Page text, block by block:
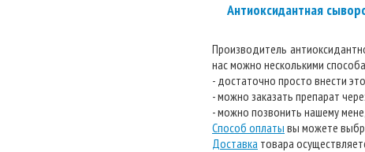
Антиоксидантная
Производитель
нас можно несколькими
- достаточно просто внести
- можно заказать препарат
- можно позвонить нашему
Способ оплаты вы можете
Доставка товара